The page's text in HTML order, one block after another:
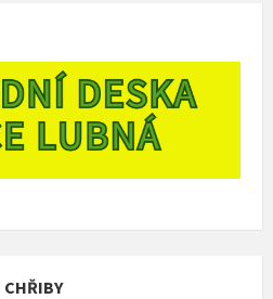
CHŘIBY